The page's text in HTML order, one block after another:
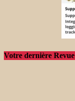
Votre dernière Revue